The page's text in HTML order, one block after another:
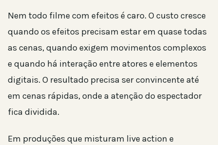
Nem todo filme com efeitos é caro. O custo cresce
quando os efeitos precisam estar em quase todas
as cenas, quando exigem movimentos complexos
e quando há interação entre atores e elementos
digitais. O resultado precisa ser convincente até
em cenas rápidas, onde a atenção do espectador
fica dividida.
Em produções que misturam live action e